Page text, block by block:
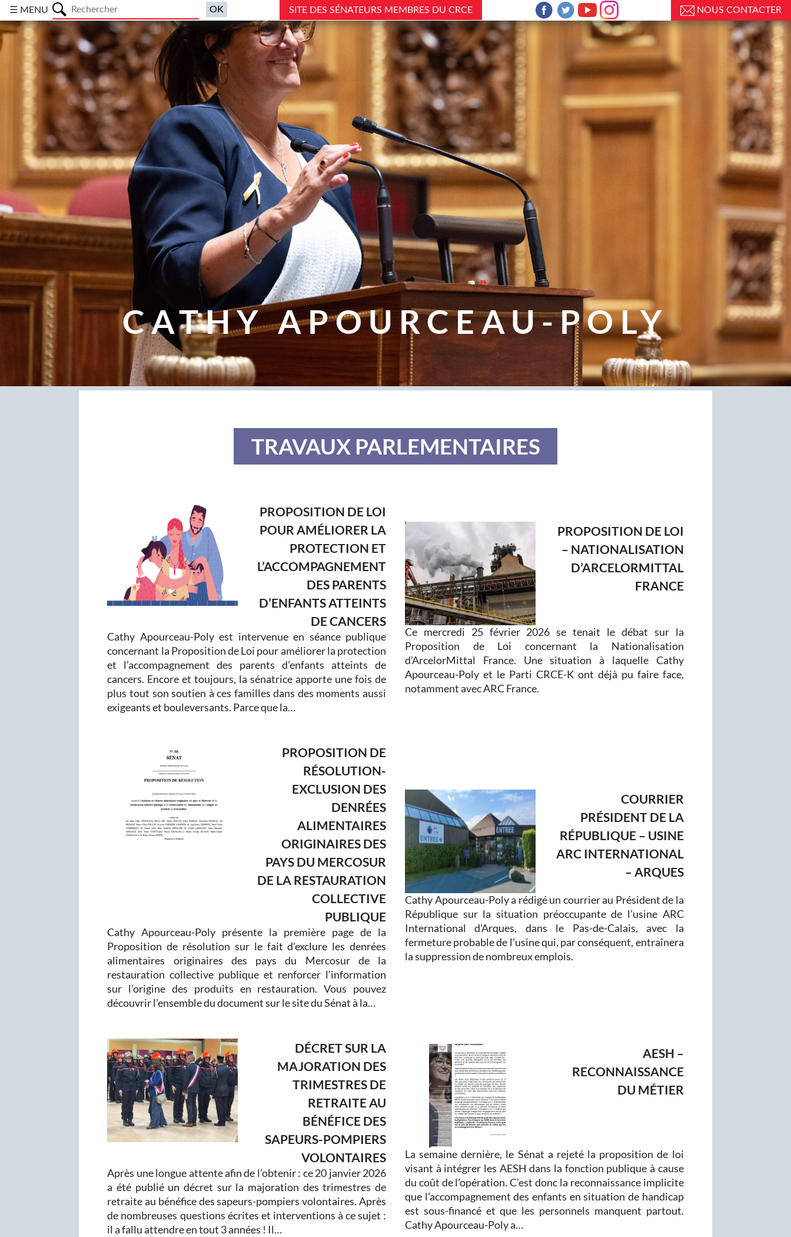
☰ MENU SITE DES SÉNATEURS MEMBRES DU CRCE NOUS CONTACTER
CATHY APOURCEAU-POLY
TRAVAUX PARLEMENTAIRES
PROPOSITION DE LOI
POUR AMÉLIORER LA
PROTECTION ET
L’ACCOMPAGNEMENT
DES PARENTS
D’ENFANTS ATTEINTS
DE CANCERS
Cathy Apourceau-Poly est intervenue en séance publique
concernant la Proposition de Loi pour améliorer la protection
et l’accompagnement des parents d’enfants atteints de
cancers. Encore et toujours, la sénatrice apporte une fois de
plus tout son soutien à ces familles dans des moments aussi
exigeants et bouleversants. Parce que la…
PROPOSITION DE LOI
– NATIONALISATION
D’ARCELORMITTAL
FRANCE
Ce mercredi 25 février 2026 se tenait le débat sur la
Proposition de Loi concernant la Nationalisation
d’ArcelorMittal France. Une situation à laquelle Cathy
Apourceau-Poly et le Parti CRCE-K ont déjà pu faire face,
notamment avec ARC France.
PROPOSITION DE
RÉSOLUTION-
EXCLUSION DES
DENRÉES
ALIMENTAIRES
ORIGINAIRES DES
PAYS DU MERCOSUR
DE LA RESTAURATION
COLLECTIVE
PUBLIQUE
Cathy Apourceau-Poly présente la première page de la
Proposition de résolution sur le fait d’exclure les denrées
alimentaires originaires des pays du Mercosur de la
restauration collective publique et renforcer l’information
sur l’origine des produits en restauration. Vous pouvez
découvrir l’ensemble du document sur le site du Sénat à la…
COURRIER
PRÉSIDENT DE LA
RÉPUBLIQUE – USINE
ARC INTERNATIONAL
– ARQUES
Cathy Apourceau-Poly a rédigé un courrier au Président de la
République sur la situation préoccupante de l’usine ARC
International d’Arques, dans le Pas-de-Calais, avec la
fermeture probable de l’usine qui, par conséquent, entraînera
la suppression de nombreux emplois.
DÉCRET SUR LA
MAJORATION DES
TRIMESTRES DE
RETRAITE AU
BÉNÉFICE DES
SAPEURS-POMPIERS
VOLONTAIRES
Après une longue attente afin de l’obtenir : ce 20 janvier 2026
a été publié un décret sur la majoration des trimestres de
retraite au bénéfice des sapeurs-pompiers volontaires. Après
de nombreuses questions écrites et interventions à ce sujet :
il a fallu attendre en tout 3 années ! Il…
AESH –
RECONNAISSANCE
DU MÉTIER
La semaine dernière, le Sénat a rejeté la proposition de loi
visant à intégrer les AESH dans la fonction publique à cause
du coût de l’opération. C’est donc la reconnaissance implicite
que l’accompagnement des enfants en situation de handicap
est sous-financé et que les personnels manquent partout.
Cathy Apourceau-Poly a…